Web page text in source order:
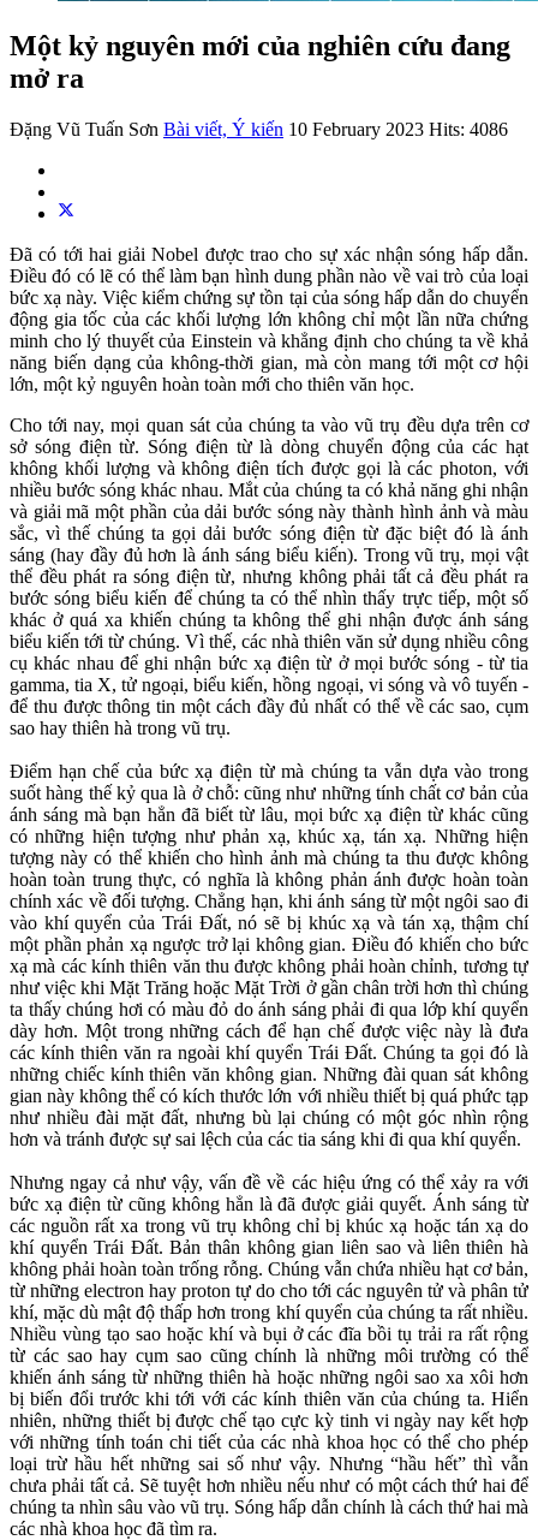
Một kỷ nguyên mới của nghiên cứu đang
mở ra
Đặng Vũ Tuấn Sơn Bài viết, Ý kiến 10 February 2023 Hits: 4086
Đã có tới hai giải Nobel được trao cho sự xác nhận sóng hấp dẫn.
Điều đó có lẽ có thể làm bạn hình dung phần nào về vai trò của loại
bức xạ này. Việc kiểm chứng sự tồn tại của sóng hấp dẫn do chuyển
động gia tốc của các khối lượng lớn không chỉ một lần nữa chứng
minh cho lý thuyết của Einstein và khẳng định cho chúng ta về khả
năng biến dạng của không-thời gian, mà còn mang tới một cơ hội
lớn, một kỷ nguyên hoàn toàn mới cho thiên văn học.
Cho tới nay, mọi quan sát của chúng ta vào vũ trụ đều dựa trên cơ
sở sóng điện từ. Sóng điện từ là dòng chuyển động của các hạt
không khối lượng và không điện tích được gọi là các photon, với
nhiều bước sóng khác nhau. Mắt của chúng ta có khả năng ghi nhận
và giải mã một phần của dải bước sóng này thành hình ảnh và màu
sắc, vì thế chúng ta gọi dải bước sóng điện từ đặc biệt đó là ánh
sáng (hay đầy đủ hơn là ánh sáng biểu kiến). Trong vũ trụ, mọi vật
thể đều phát ra sóng điện từ, nhưng không phải tất cả đều phát ra
bước sóng biểu kiến để chúng ta có thể nhìn thấy trực tiếp, một số
khác ở quá xa khiến chúng ta không thể ghi nhận được ánh sáng
biểu kiến tới từ chúng. Vì thế, các nhà thiên văn sử dụng nhiều công
cụ khác nhau để ghi nhận bức xạ điện từ ở mọi bước sóng - từ tia
gamma, tia X, tử ngoại, biểu kiến, hồng ngoại, vi sóng và vô tuyến -
để thu được thông tin một cách đầy đủ nhất có thể về các sao, cụm
sao hay thiên hà trong vũ trụ.
Điểm hạn chế của bức xạ điện từ mà chúng ta vẫn dựa vào trong
suốt hàng thế kỷ qua là ở chỗ: cũng như những tính chất cơ bản của
ánh sáng mà bạn hẳn đã biết từ lâu, mọi bức xạ điện từ khác cũng
có những hiện tượng như phản xạ, khúc xạ, tán xạ. Những hiện
tượng này có thể khiến cho hình ảnh mà chúng ta thu được không
hoàn toàn trung thực, có nghĩa là không phản ánh được hoàn toàn
chính xác về đối tượng. Chẳng hạn, khi ánh sáng từ một ngôi sao đi
vào khí quyển của Trái Đất, nó sẽ bị khúc xạ và tán xạ, thậm chí
một phần phản xạ ngược trở lại không gian. Điều đó khiến cho bức
xạ mà các kính thiên văn thu được không phải hoàn chỉnh, tương tự
như việc khi Mặt Trăng hoặc Mặt Trời ở gần chân trời hơn thì chúng
ta thấy chúng hơi có màu đỏ do ánh sáng phải đi qua lớp khí quyển
dày hơn. Một trong những cách để hạn chế được việc này là đưa
các kính thiên văn ra ngoài khí quyển Trái Đất. Chúng ta gọi đó là
những chiếc kính thiên văn không gian. Những đài quan sát không
gian này không thể có kích thước lớn với nhiều thiết bị quá phức tạp
như nhiều đài mặt đất, nhưng bù lại chúng có một góc nhìn rộng
hơn và tránh được sự sai lệch của các tia sáng khi đi qua khí quyển.
Nhưng ngay cả như vậy, vấn đề về các hiệu ứng có thể xảy ra với
bức xạ điện từ cũng không hẳn là đã được giải quyết. Ánh sáng từ
các nguồn rất xa trong vũ trụ không chỉ bị khúc xạ hoặc tán xạ do
khí quyển Trái Đất. Bản thân không gian liên sao và liên thiên hà
không phải hoàn toàn trống rỗng. Chúng vẫn chứa nhiều hạt cơ bản,
từ những electron hay proton tự do cho tới các nguyên tử và phân tử
khí, mặc dù mật độ thấp hơn trong khí quyển của chúng ta rất nhiều.
Nhiều vùng tạo sao hoặc khí và bụi ở các đĩa bồi tụ trải ra rất rộng
từ các sao hay cụm sao cũng chính là những môi trường có thể
khiến ánh sáng từ những thiên hà hoặc những ngôi sao xa xôi hơn
bị biến đổi trước khi tới với các kính thiên văn của chúng ta. Hiển
nhiên, những thiết bị được chế tạo cực kỳ tinh vi ngày nay kết hợp
với những tính toán chi tiết của các nhà khoa học có thể cho phép
loại trừ hầu hết những sai số như vậy. Nhưng “hầu hết” thì vẫn
chưa phải tất cả. Sẽ tuyệt hơn nhiều nếu như có một cách thứ hai để
chúng ta nhìn sâu vào vũ trụ. Sóng hấp dẫn chính là cách thứ hai mà
các nhà khoa học đã tìm ra.